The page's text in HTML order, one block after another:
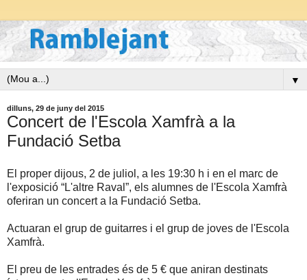
▼
dilluns, 29 de juny del 2015
Concert de l'Escola Xamfrà a la
Fundació Setba
El proper dijous, 2 de juliol, a les 19:30 h i en el marc de
l'exposició “L'altre Raval”, els alumnes de l'Escola Xamfrà
oferiran un concert a la Fundació Setba.
Actuaran el grup de guitarres i el grup de joves de l'Escola
Xamfrà.
El preu de les entrades és de 5 € que aniran destinats